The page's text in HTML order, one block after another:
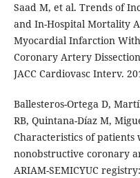
Saad M, et al. Trends of
and In-Hospital Mortality
Myocardial Infarction
Coronary Artery
JACC Cardiovasc Interv.
Ballesteros-Ortega D,
RB, Quintana-Díaz M,
Characteristics of
nonobstructive coronary
ARIAM-SEMICYUC